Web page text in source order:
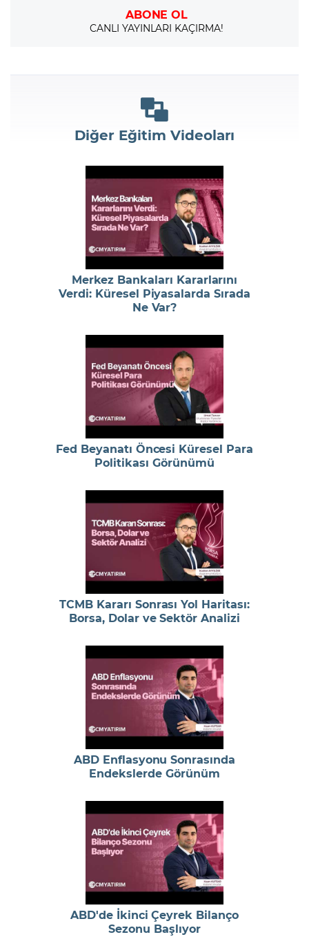
ABONE OL
CANLI YAYINLARI KAÇIRMA!
Diğer Eğitim Videoları
Merkez Bankaları Kararlarını
Verdi: Küresel Piyasalarda Sırada
Ne Var?
Fed Beyanatı Öncesi Küresel Para
Politikası Görünümü
TCMB Kararı Sonrası Yol Haritası:
Borsa, Dolar ve Sektör Analizi
ABD Enflasyonu Sonrasında
Endekslerde Görünüm
ABD'de İkinci Çeyrek Bilanço
Sezonu Başlıyor